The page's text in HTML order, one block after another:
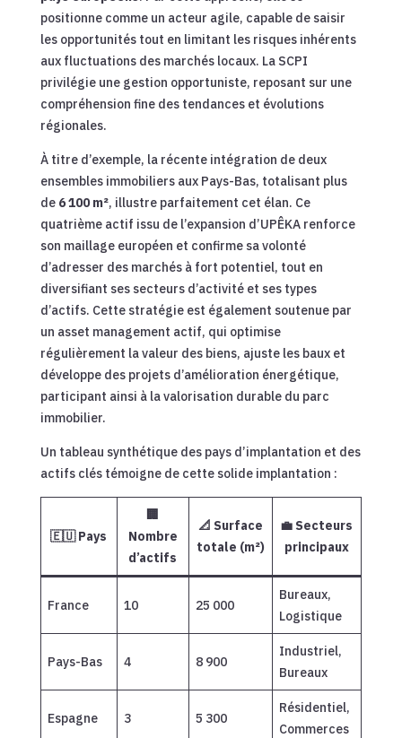
positionne comme un acteur agile, capable de saisir
les opportunités tout en limitant les risques inhérents
aux fluctuations des marchés locaux. La SCPI
privilégie une gestion opportuniste, reposant sur une
compréhension fine des tendances et évolutions
régionales.
À titre d’exemple, la récente intégration de deux
ensembles immobiliers aux Pays-Bas, totalisant plus
de 6 100 m², illustre parfaitement cet élan. Ce
quatrième actif issu de l’expansion d’UPÊKA renforce
son maillage européen et confirme sa volonté
d’adresser des marchés à fort potentiel, tout en
diversifiant ses secteurs d’activité et ses types
d’actifs. Cette stratégie est également soutenue par
un asset management actif, qui optimise
régulièrement la valeur des biens, ajuste les baux et
développe des projets d’amélioration énergétique,
participant ainsi à la valorisation durable du parc
immobilier.
Un tableau synthétique des pays d’implantation et des
actifs clés témoigne de cette solide implantation :
🇪🇺 Pays
🏢
Nombre
d’actifs
📐 Surface
totale (m²)
💼 Secteurs
principaux
France 10 25 000
Bureaux,
Logistique
Pays-Bas 4 8 900
Industriel,
Bureaux
Espagne 3 5 300
Résidentiel,
Commerces